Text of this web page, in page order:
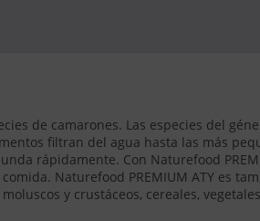
de camarones. Las especies del
filtran del agua hasta las más
rápidamente. Con Naturefood
Naturefood PREMIUM ATY es
y crustáceos, cereales,